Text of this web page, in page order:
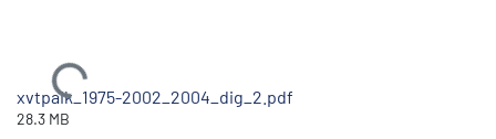
Ladataan...
xvtpaik_1975-2002_2004_dig_2.pdf
28.3 MB